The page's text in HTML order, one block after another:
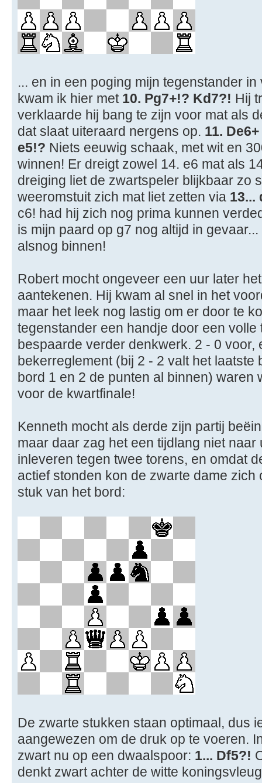
... en in een poging mijn tegenstander
kwam ik hier met 10. Pg7+!? Kd7?! Hij
verklaarde hij bang te zijn voor mat als
dat slaat uiteraard nergens op. 11.
e5!? Niets eeuwig schaak, met wit en
winnen! Er dreigt zowel 14. e6 mat als
dreiging liet de zwartspeler blijkbaar zo
weeromstuit zich mat liet zetten via 13...
c6! had hij zich nog prima kunnen
is mijn paard op g7 nog altijd in
alsnog binnen!
Robert mocht ongeveer een uur later
aantekenen. Hij kwam al snel in het
maar het leek nog lastig om er door te
tegenstander een handje door een
bespaarde verder denkwerk. 2 - 0 voor,
bekerreglement (bij 2 - 2 valt het laatste
bord 1 en 2 de punten al binnen) waren
voor de kwartfinale!
Kenneth mocht als derde zijn partij
maar daar zag het een tijdlang niet naar
inleveren tegen twee torens, en omdat
actief stonden kon de zwarte dame zich
stuk van het bord:
De zwarte stukken staan optimaal, dus
aangewezen om de druk op te voeren.
zwart nu op een dwaalspoor: 1... Df5?!
denkt zwart achter de witte